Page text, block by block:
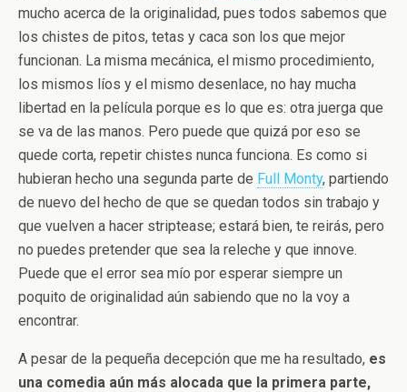
mucho acerca de la originalidad, pues todos sabemos que
los chistes de pitos, tetas y caca son los que mejor
funcionan. La misma mecánica, el mismo procedimiento,
los mismos líos y el mismo desenlace, no hay mucha
libertad en la película porque es lo que es: otra juerga que
se va de las manos. Pero puede que quizá por eso se
quede corta, repetir chistes nunca funciona. Es como si
hubieran hecho una segunda parte de Full Monty, partiendo
de nuevo del hecho de que se quedan todos sin trabajo y
que vuelven a hacer striptease; estará bien, te reirás, pero
no puedes pretender que sea la releche y que innove.
Puede que el error sea mío por esperar siempre un
poquito de originalidad aún sabiendo que no la voy a
encontrar.
A pesar de la pequeña decepción que me ha resultado, es
una comedia aún más alocada que la primera parte,